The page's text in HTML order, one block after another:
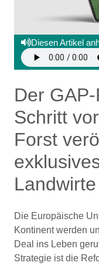
Diesen Artikel
Der
Schritt
Forst
Landwirte
Die Europäische
Kontinent werden
Deal ins Leben
Strategie ist die